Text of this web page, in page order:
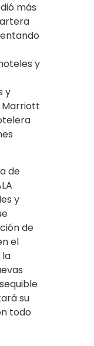
más
y
y
Marriott
de
y
de
el
la
su
todo